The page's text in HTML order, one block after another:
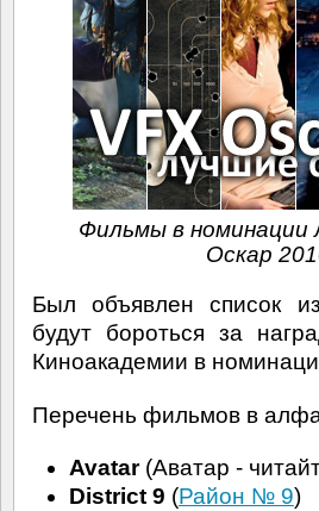
Фильмы в
Оскар
Был объявлен список
будут бороться за
Киноакадемии в
Перечень фильмов в
Avatar(Аватар -
District 9 (Район № 9)